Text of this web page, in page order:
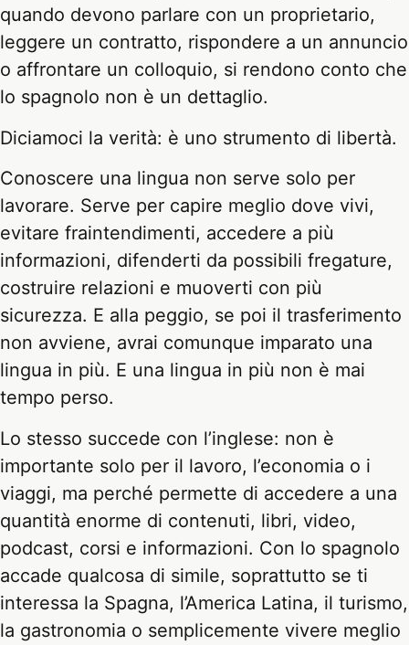
quando devono parlare con un proprietario,
leggere un contratto, rispondere a un annuncio
o affrontare un colloquio, si rendono conto che
lo spagnolo non è un dettaglio.
Diciamoci la verità: è uno strumento di libertà.
Conoscere una lingua non serve solo per
lavorare. Serve per capire meglio dove vivi,
evitare fraintendimenti, accedere a più
informazioni, difenderti da possibili fregature,
costruire relazioni e muoverti con più
sicurezza. E alla peggio, se poi il trasferimento
non avviene, avrai comunque imparato una
lingua in più. E una lingua in più non è mai
tempo perso.
Lo stesso succede con l’inglese: non è
importante solo per il lavoro, l’economia o i
viaggi, ma perché permette di accedere a una
quantità enorme di contenuti, libri, video,
podcast, corsi e informazioni. Con lo spagnolo
accade qualcosa di simile, soprattutto se ti
interessa la Spagna, l’America Latina, il turismo,
la gastronomia o semplicemente vivere meglio